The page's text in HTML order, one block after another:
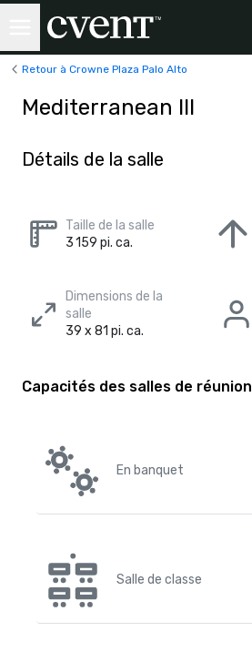
Retour à Crowne Plaza Palo Alto
Mediterranean III
Détails de la salle
Taille de la salle
3 159 pi. ca.
Dimensions de la
salle
39 x 81 pi. ca.
Capacités des salles de réunion
En banquet
Salle de classe